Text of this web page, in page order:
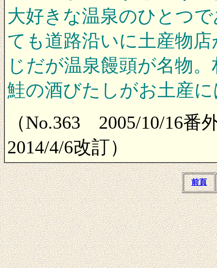
大好きな温泉のひとつ
ても道路沿いに土産物
じだが温泉饅頭が名物
鮭の酒びたしがお土産
（No.363 2005/10/16番
2014/4/6改訂）
前頁